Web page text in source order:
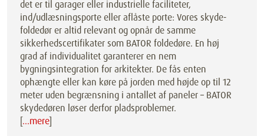
det er til garager eller industrielle faciliteter,
ind/udlæsningsporte eller aflåste porte: Vores skyde-
foldedør er altid relevant og opnår de samme
sikkerhedscertifikater som BATOR foldedøre. En høj
grad af individualitet garanterer en nem
bygningsintegration for arkitekter. De fås enten
ophængte eller kan køre på jorden med højde op til 12
meter uden begrænsning i antallet af paneler – BATOR
skydedøren løser derfor pladsproblemer.
[…mere]